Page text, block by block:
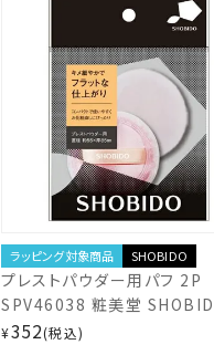
ラッピング対象商品 SHOBIDO
プレストパウダー用パフ 2P
SPV46038 粧美堂
shobido
¥352 税込